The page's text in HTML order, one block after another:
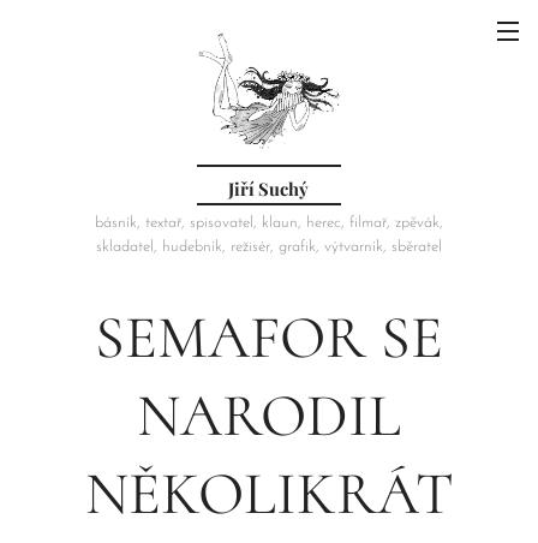
Jiří Suchý
básník, textař, spisovatel, klaun, herec, filmař, zpěvák,
skladatel, hudebník, režisér, grafik, výtvarník, sběratel
SEMAFOR SE
NARODIL
NĚKOLIKRÁT